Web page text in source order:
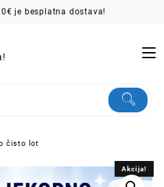
je besplatna dostava!
čisto lot
Akcija!
Akcija!